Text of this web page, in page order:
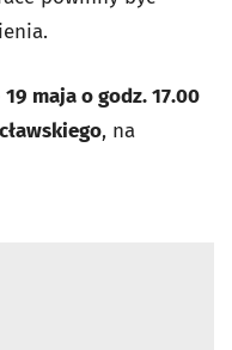
19 maja o godz. 17.00
, na